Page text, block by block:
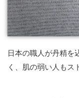
日本の職人が丹精を
く、肌の弱い人もス